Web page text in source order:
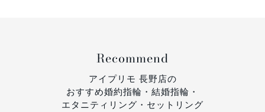
Recommend
アイプリモ 長野店の
おすすめ婚約指輪・結婚指輪・
エタニティリング・セットリング